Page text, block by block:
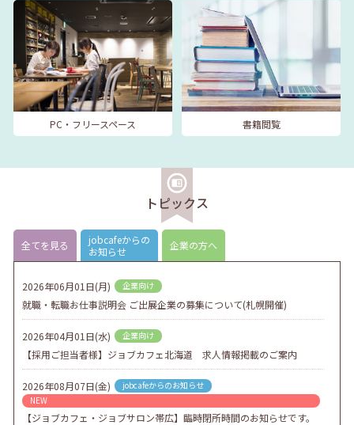
PC・フリースペース 書籍閲覧
トピックス
全てを見る
jobcafeからの
お知らせ
企業の方へ
2026年06月01日(月) 企業向け
就職・転職お仕事説明会 ご出展企業の募集について(札幌開催)
2026年04月01日(水) 企業向け
【採用ご担当者様】ジョブカフェ北海道 求人情報掲載のご案内
2026年08月07日(金)
jobcafeからのお知らせ
NEW
【ジョブカフェ・ジョブサロン帯広】臨時閉所時間のお知らせです。